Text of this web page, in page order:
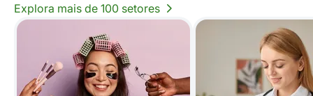
Explora mais de 100 setores